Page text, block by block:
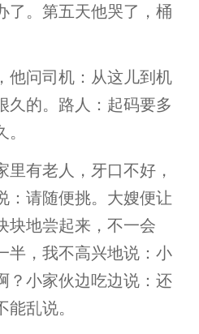
了。第五天他哭了，桶
他问司机：从这儿到机
久的。路人：起码要多
有老人，牙口不好，
：请随便挑。大嫂便让
块地尝起来，不一会
半，我不高兴地说：小
？小家伙边吃边说：还
乱说。